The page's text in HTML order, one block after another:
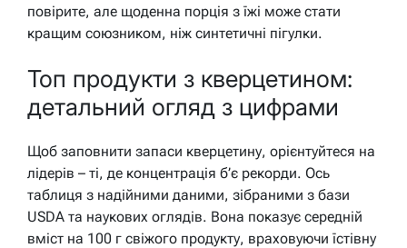
повірите, але щоденна порція з їжі може стати
кращим союзником, ніж синтетичні пігулки.
Топ продукти з кверцетином:
детальний огляд з цифрами
Щоб заповнити запаси кверцетину, орієнтуйтеся на
лідерів – ті, де концентрація б’є рекорди. Ось
таблиця з надійними даними, зібраними з бази
USDA та наукових оглядів. Вона показує середній
вміст на 100 г свіжого продукту, враховуючи їстівну